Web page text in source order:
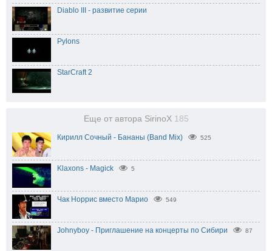
Diablo III - развитие серии
Pylons
StarCraft 2
Еще от автора SirinoX 185
Кирилл Сочный - Бананы (Band Mix) 525
Klaxons - Magick 5
Чак Норрис вместо Марио 549
Johnyboy - Приглашение на концерты по Сибири 87